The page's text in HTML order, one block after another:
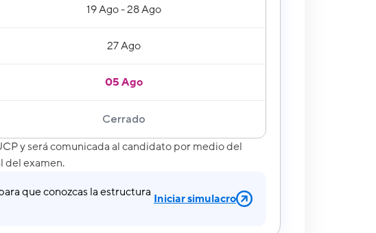
19 Ago - 28 Ago
27 Ago
05 Ago
Cerrado
y será comunicada al candidato por medio del
del examen.
que conozcas la estructura Iniciar simulacro